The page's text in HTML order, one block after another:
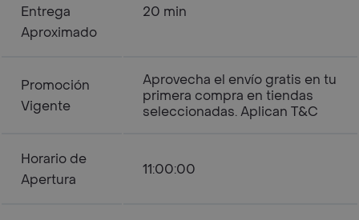
Entrega
Aproximado
20 min
Promoción
Vigente
Aprovecha el envío gratis en tu
primera compra en tiendas
seleccionadas. Aplican T&C
Horario de
Apertura
11:00:00